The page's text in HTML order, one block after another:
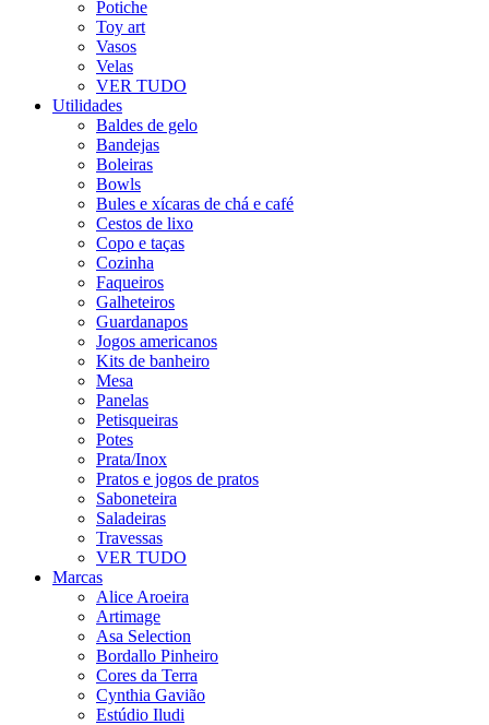
Potiche
Toy art
Vasos
Velas
VER TUDO
Utilidades
Baldes de gelo
Bandejas
Boleiras
Bowls
Bules e xícaras de chá e café
Cestos de lixo
Copo e taças
Cozinha
Faqueiros
Galheteiros
Guardanapos
Jogos americanos
Kits de banheiro
Mesa
Panelas
Petisqueiras
Potes
Prata/Inox
Pratos e jogos de pratos
Saboneteira
Saladeiras
Travessas
VER TUDO
Marcas
Alice Aroeira
Artimage
Asa Selection
Bordallo Pinheiro
Cores da Terra
Cynthia Gavião
Estúdio Iludi